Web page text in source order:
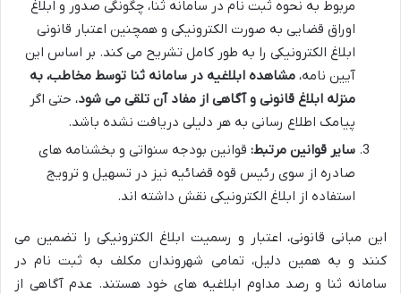
مربوط به نحوه ثبت نام در سامانه ثنا، چگونگی صدور و ابلاغ
اوراق قضایی به صورت الکترونیکی و همچنین اعتبار قانونی
ابلاغ الکترونیکی را به طور کامل تشریح می کند. بر اساس این
آیین نامه، مشاهده ابلاغیه در سامانه ثنا توسط مخاطب، به
منزله ابلاغ قانونی و آگاهی از مفاد آن تلقی می شود، حتی اگر
پیامک اطلاع رسانی به هر دلیلی دریافت نشده باشد.
سایر قوانین مرتبط: قوانین بودجه سنواتی و بخشنامه های
صادره از سوی رئیس قوه قضائیه نیز در تسهیل و ترویج
استفاده از ابلاغ الکترونیکی نقش داشته اند.
این مبانی قانونی، اعتبار و رسمیت ابلاغ الکترونیکی را تضمین می
کنند و به همین دلیل، تمامی شهروندان مکلف به ثبت نام در
سامانه ثنا و رصد مداوم ابلاغیه های خود هستند. عدم آگاهی از